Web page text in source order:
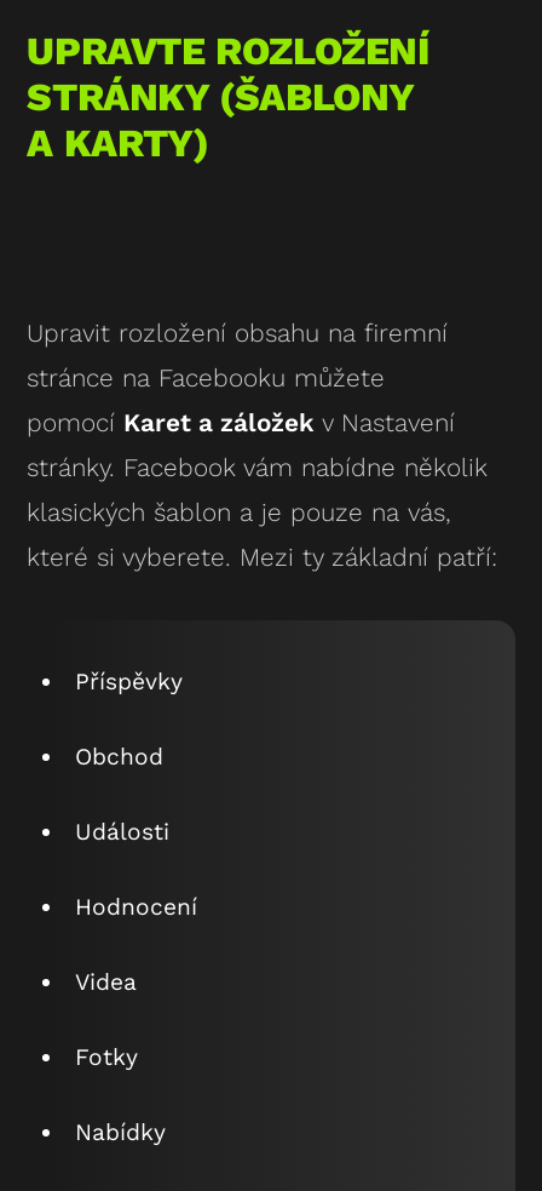
UPRAVTE ROZLOŽENÍ
STRÁNKY (ŠABLONY
A KARTY)
Upravit rozložení obsahu na firemní
stránce na Facebooku můžete
pomocí Karet a záložek v Nastavení
stránky. Facebook vám nabídne několik
klasických šablon a je pouze na vás,
které si vyberete. Mezi ty základní patří:
Příspěvky
Obchod
Události
Hodnocení
Videa
Fotky
Nabídky